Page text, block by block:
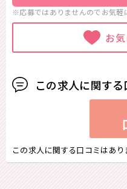
※応募ではありませんのでお気軽
お
この求人に関す
この求人に関する口コミはあり